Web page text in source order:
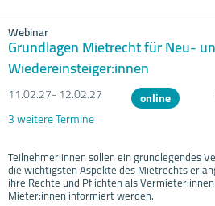
Webinar
Grundlagen Mietrecht für Neu-
Wiedereinsteiger:innen
11.02.27- 12.02.27 online
3 weitere Termine
Teilnehmer:innen sollen ein grundlegendes
die wichtigsten Aspekte des Mietrechts
ihre Rechte und Pflichten als
Mieter:innen informiert werden.